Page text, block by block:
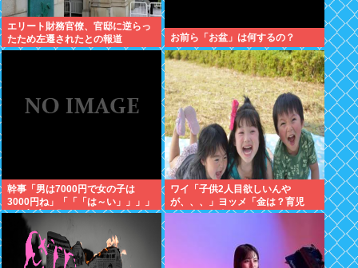
エリート財務官僚、官邸に逆らっ
たため左遷されたとの報道
お前ら「お盆」は何するの？
幹事「男は7000円で女の子は
3000円ね」「「「は～い」」」」
（ヽ´ん`）「あ？ ちょっと待て
ワイ「子供2人目欲しいんや
が、、、」ヨッメ「金は？育児
は？私の仕事は？キャリアは？」